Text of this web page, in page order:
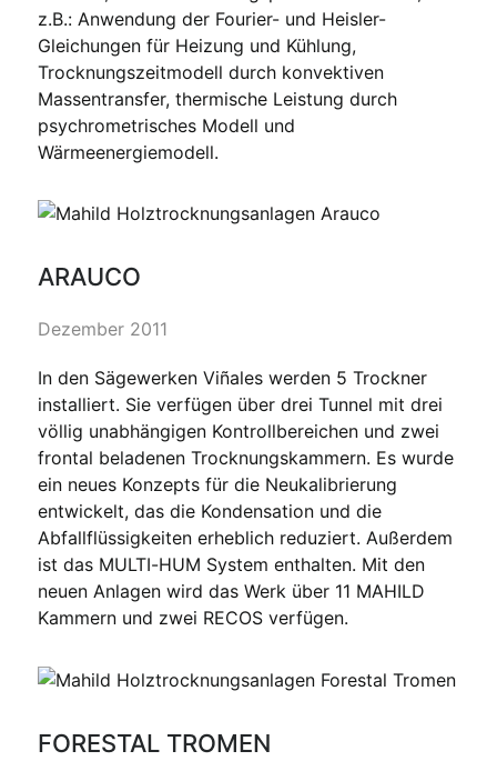
z.B.: Anwendung der Fourier- und Heisler-
Gleichungen für Heizung und Kühlung,
Trocknungszeitmodell durch konvektiven
Massentransfer, thermische Leistung durch
psychrometrisches Modell und
Wärmeenergiemodell.
ARAUCO
Dezember 2011
In den Sägewerken Viñales werden 5 Trockner
installiert. Sie verfügen über drei Tunnel mit drei
völlig unabhängigen Kontrollbereichen und zwei
frontal beladenen Trocknungskammern. Es wurde
ein neues Konzepts für die Neukalibrierung
entwickelt, das die Kondensation und die
Abfallflüssigkeiten erheblich reduziert. Außerdem
ist das MULTI-HUM System enthalten. Mit den
neuen Anlagen wird das Werk über 11 MAHILD
Kammern und zwei RECOS verfügen.
FORESTAL TROMEN